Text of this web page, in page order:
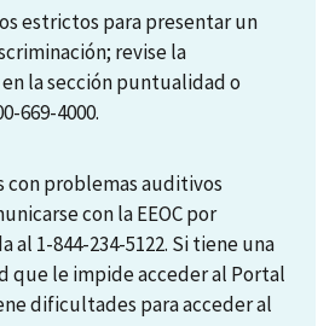
estrictos para presentar un
revise la
la sección puntualidad o
669-4000.
con problemas auditivos
con la EEOC por
al 1-844-234-5122. Si tiene una
que le impide acceder al Portal
dificultades para acceder al